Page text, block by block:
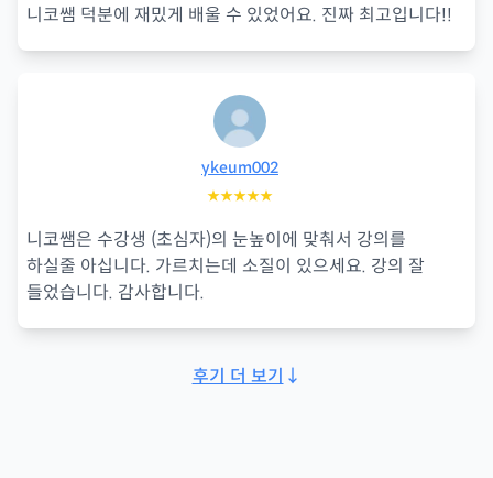
니코쌤 덕분에 재밌게 배울 수 있었어요. 진짜 최고입니다!!
ykeum002
★★★★★
니코쌤은 수강생 (초심자)의 눈높이에 맞춰서 강의를
하실줄 아십니다. 가르치는데 소질이 있으세요. 강의 잘
들었습니다. 감사합니다.
후기 더 보기 ↓